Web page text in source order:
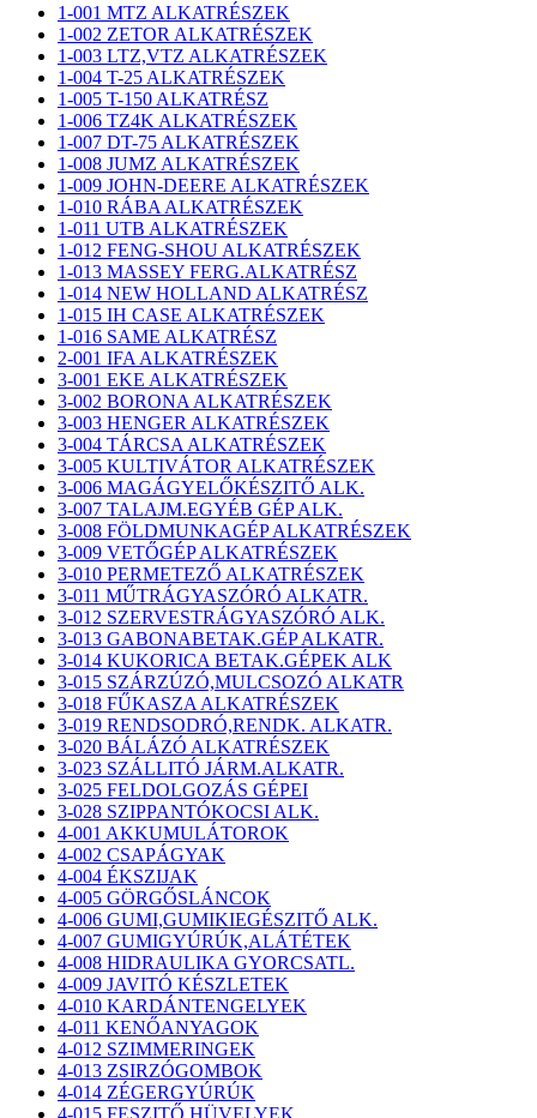
1-001 MTZ ALKATRÉSZEK
1-002 ZETOR ALKATRÉSZEK
1-003 LTZ,VTZ ALKATRÉSZEK
1-004 T-25 ALKATRÉSZEK
1-005 T-150 ALKATRÉSZ
1-006 TZ4K ALKATRÉSZEK
1-007 DT-75 ALKATRÉSZEK
1-008 JUMZ ALKATRÉSZEK
1-009 JOHN-DEERE ALKATRÉSZEK
1-010 RÁBA ALKATRÉSZEK
1-011 UTB ALKATRÉSZEK
1-012 FENG-SHOU ALKATRÉSZEK
1-013 MASSEY FERG.ALKATRÉSZ
1-014 NEW HOLLAND ALKATRÉSZ
1-015 IH CASE ALKATRÉSZEK
1-016 SAME ALKATRÉSZ
2-001 IFA ALKATRÉSZEK
3-001 EKE ALKATRÉSZEK
3-002 BORONA ALKATRÉSZEK
3-003 HENGER ALKATRÉSZEK
3-004 TÁRCSA ALKATRÉSZEK
3-005 KULTIVÁTOR ALKATRÉSZEK
3-006 MAGÁGYELŐKÉSZITŐ ALK.
3-007 TALAJM.EGYÉB GÉP ALK.
3-008 FÖLDMUNKAGÉP ALKATRÉSZEK
3-009 VETŐGÉP ALKATRÉSZEK
3-010 PERMETEZŐ ALKATRÉSZEK
3-011 MŰTRÁGYASZÓRÓ ALKATR.
3-012 SZERVESTRÁGYASZÓRÓ ALK.
3-013 GABONABETAK.GÉP ALKATR.
3-014 KUKORICA BETAK.GÉPEK ALK
3-015 SZÁRZÚZÓ,MULCSOZÓ ALKATR
3-018 FŰKASZA ALKATRÉSZEK
3-019 RENDSODRÓ,RENDK. ALKATR.
3-020 BÁLÁZÓ ALKATRÉSZEK
3-023 SZÁLLITÓ JÁRM.ALKATR.
3-025 FELDOLGOZÁS GÉPEI
3-028 SZIPPANTÓKOCSI ALK.
4-001 AKKUMULÁTOROK
4-002 CSAPÁGYAK
4-004 ÉKSZIJAK
4-005 GÖRGŐSLÁNCOK
4-006 GUMI,GUMIKIEGÉSZITŐ ALK.
4-007 GUMIGYÚRÚK,ALÁTÉTEK
4-008 HIDRAULIKA GYORCSATL.
4-009 JAVITÓ KÉSZLETEK
4-010 KARDÁNTENGELYEK
4-011 KENŐANYAGOK
4-012 SZIMMERINGEK
4-013 ZSIRZÓGOMBOK
4-014 ZÉGERGYÚRÚK
4-015 FESZITŐ HÜVELYEK